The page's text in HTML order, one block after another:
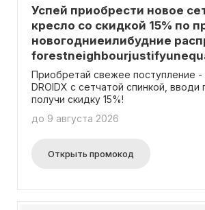
Успей приобрести новое
кресло со скидкой 15% по
новогодниеилибудние
Приобретай свежее поступление -
DROIDX с сетчатой спинкой,
получи скидку 15%!
до 9 августа 2026
Открыть промокод